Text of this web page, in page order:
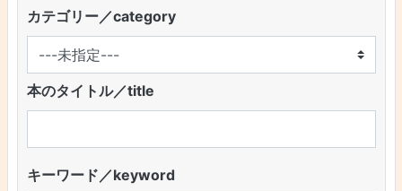
カテゴリー／category
本のタイトル／title
キーワード／keyword